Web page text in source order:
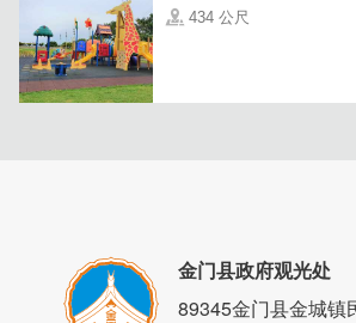
434 公尺
金门县政府观光处
89345金门县金城镇